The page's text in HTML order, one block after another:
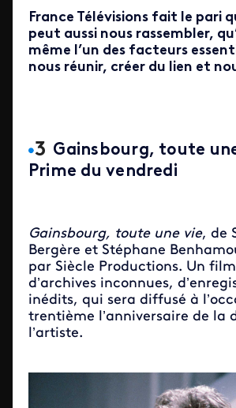
France Télévisions fait le pari
peut aussi nous rassembler,
même l’un des facteurs
nous réunir, créer du lien et
Gainsbourg, toute
Prime du vendredi
Gainsbourg, toute une vie, de
Bergère et Stéphane
par Siècle Productions. Un
d’archives inconnues,
inédits, qui sera diffusé à
trentième l’anniversaire de la
l’artiste.